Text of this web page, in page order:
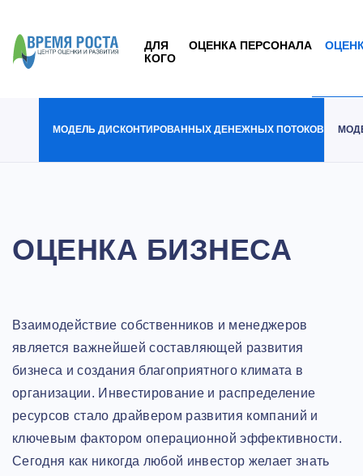
ДЛЯ
КОГО
ОЦЕНКА ПЕРСОНАЛА
МОДЕЛЬ ДИСКОНТИРОВАННЫХ ДЕНЕЖНЫХ ПОТОКОВ
ОЦЕНКА БИЗНЕСА
Взаимодействие собственников и менеджеров
является важнейшей составляющей развития
бизнеса и создания благоприятного климата в
организации. Инвестирование и распределение
ресурсов стало драйвером развития компаний и
ключевым фактором операционной эффективности.
Сегодня как никогда любой инвестор желает знать